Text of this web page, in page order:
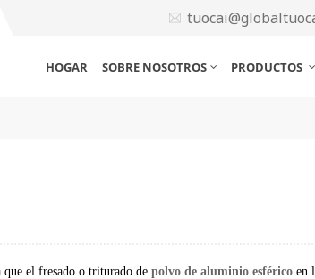
HOGAR SOBRE NOSOTROS PRODUCTOS
el fresado o triturado de polvo de aluminio esféricoen